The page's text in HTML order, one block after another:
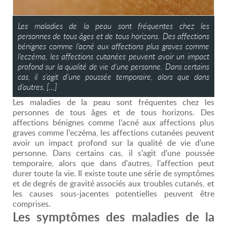
Les maladies de la peau sont fréquentes chez les
personnes de tous âges et de tous horizons. Des affections
bénignes comme l’acné aux affections plus graves comme
l’eczéma, les affections cutanées peuvent avoir un impact
profond sur la qualité de vie d’une personne. Dans certains
cas, il s’agit d’une poussée temporaire, alors que dans
d’autres, […]
Les maladies de la peau sont fréquentes chez les
personnes de tous âges et de tous horizons. Des
affections bénignes comme l'acné aux affections plus
graves comme l'eczéma, les affections cutanées peuvent
avoir un impact profond sur la qualité de vie d'une
personne. Dans certains cas, il s'agit d'une poussée
temporaire, alors que dans d'autres, l'affection peut
durer toute la vie. Il existe toute une série de symptômes
et de degrés de gravité associés aux troubles cutanés, et
les causes sous-jacentes potentielles peuvent être
comprises.
Les symptômes des maladies de la